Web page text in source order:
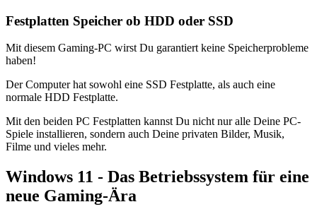
Festplatten Speicher ob HDD oder SSD
Mit diesem Gaming-PC wirst Du garantiert keine Speicherprobleme
haben!
Der Computer hat sowohl eine SSD Festplatte, als auch eine
normale HDD Festplatte.
Mit den beiden PC Festplatten kannst Du nicht nur alle Deine PC-
Spiele installieren, sondern auch Deine privaten Bilder, Musik,
Filme und vieles mehr.
Windows 11 - Das Betriebssystem für eine
neue Gaming-Ära